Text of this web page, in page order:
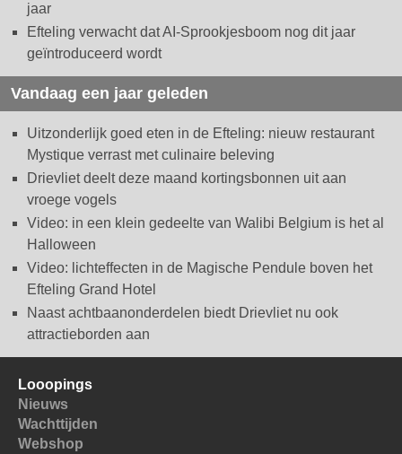
jaar
Efteling verwacht dat AI-Sprookjesboom nog dit jaar
geïntroduceerd wordt
Vandaag een jaar geleden
Uitzonderlijk goed eten in de Efteling: nieuw restaurant
Mystique verrast met culinaire beleving
Drievliet deelt deze maand kortingsbonnen uit aan
vroege vogels
Video: in een klein gedeelte van Walibi Belgium is het al
Halloween
Video: lichteffecten in de Magische Pendule boven het
Efteling Grand Hotel
Naast achtbaanonderdelen biedt Drievliet nu ook
attractieborden aan
Looopings
Nieuws
Wachttijden
Webshop